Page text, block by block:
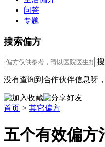
问答
专题
搜索偏方
没有查询到合作伙伴信息呀
首页 > 其它偏方
五个有效偏方